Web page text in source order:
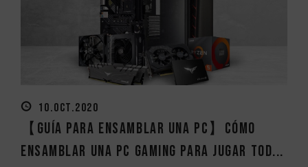
10.OCT.2020
【Guía para ensamblar una PC】Cómo
ensamblar una PC Gaming para jugar tod...